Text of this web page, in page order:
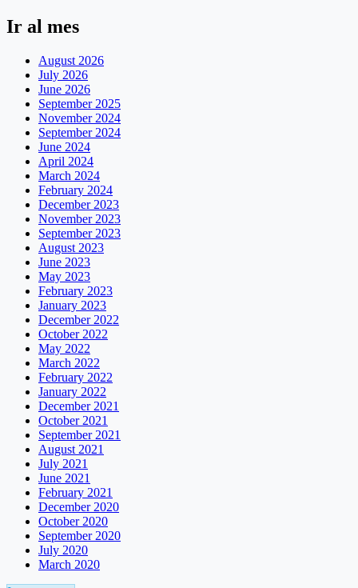
Ir al mes
August 2026
July 2026
June 2026
September 2025
November 2024
September 2024
June 2024
April 2024
March 2024
February 2024
December 2023
November 2023
September 2023
August 2023
June 2023
May 2023
February 2023
January 2023
December 2022
October 2022
May 2022
March 2022
February 2022
January 2022
December 2021
October 2021
September 2021
August 2021
July 2021
June 2021
February 2021
December 2020
October 2020
September 2020
July 2020
March 2020